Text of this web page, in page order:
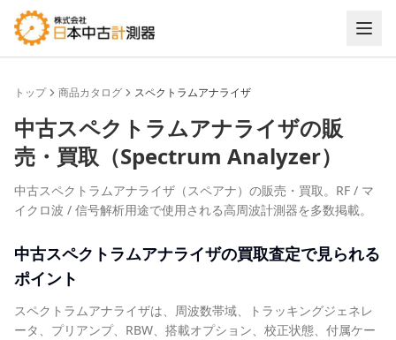
トップ 商品カタログ スペクトラムアナライザ
中古スペクトラムアナライザの販
売・買取（Spectrum Analyzer）
中古スペクトラムアナライザ（スペアナ）の販売・買取。RF / マ
イクロ波 / 信号解析用途で使用される高周波計測器を多数掲載。
中古スペクトラムアナライザの買取査定で見られる
ポイント
スペクトラムアナライザは、周波数帯域、トラッキングジェネレ
ータ、プリアンプ、RBW、搭載オプション、校正状態、付属ケー